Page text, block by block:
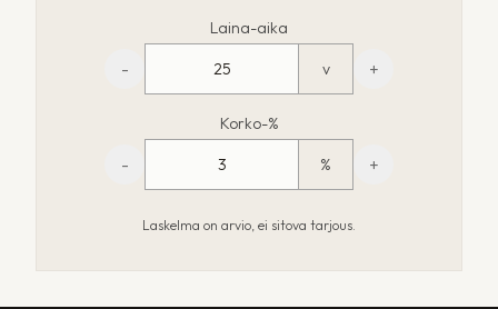
Laina-aika
- v +
Korko-%
- % +
Laskelma on arvio, ei sitova tarjous.